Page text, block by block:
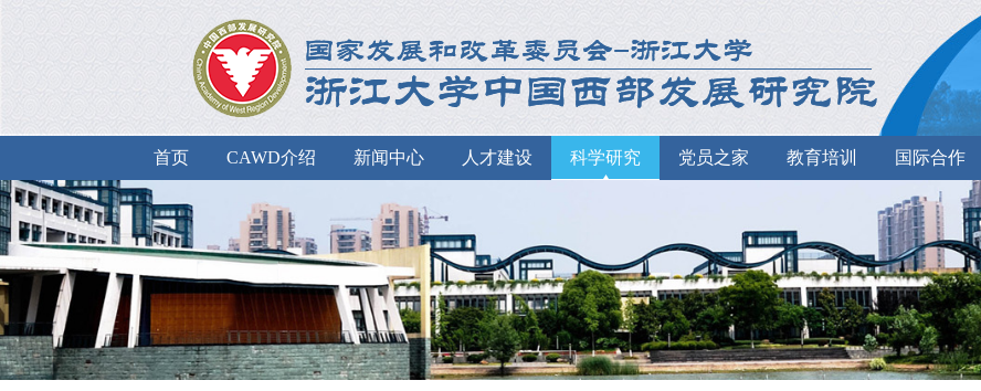
首页 CAWD介绍 新闻中心 人才建设 科学研究 党员之家 教育培训 国际合作